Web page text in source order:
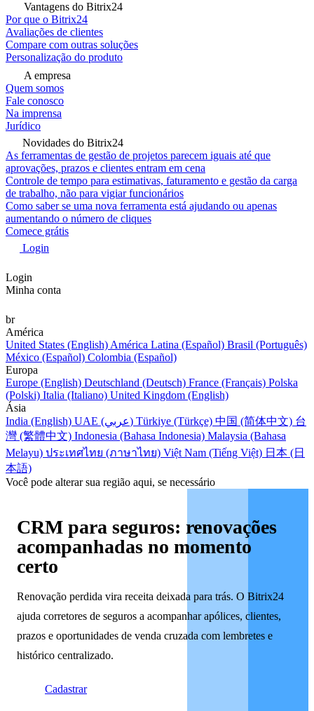
Vantagens do Bitrix24
Por que o Bitrix24
Avaliações de clientes
Compare com outras soluções
Personalização do produto
A empresa
Quem somos
Fale conosco
Na imprensa
Jurídico
Novidades do Bitrix24
As ferramentas de gestão de projetos parecem iguais até que
aprovações, prazos e clientes entram em cena
Controle de tempo para estimativas, faturamento e gestão da carga
de trabalho, não para vigiar funcionários
Como saber se uma nova ferramenta está ajudando ou apenas
aumentando o número de cliques
Comece grátis
Login
Login
Minha conta
br
América
United States (English) América Latina (Español) Brasil (Português)
México (Español) Colombia (Español)
Europa
Europe (English) Deutschland (Deutsch) France (Français) Polska
(Polski) Italia (Italiano) United Kingdom (English)
Ásia
India (English)
UAE (عربي) Türkiye (Türkçe) 中国 (简体中文) 台
灣 (繁體中文) Indonesia (Bahasa Indonesia) Malaysia (Bahasa
Melayu) ประเทศไทย (ภาษาไทย) Việt Nam (Tiếng Việt) 日本 (日
本語)
Você pode alterar sua região aqui, se necessário
CRM para seguros: renovações
acompanhadas no momento
certo
Renovação perdida vira receita deixada para trás. O Bitrix24
ajuda corretores de seguros a acompanhar apólices, clientes,
prazos e oportunidades de venda cruzada com lembretes e
histórico centralizado.
Cadastrar